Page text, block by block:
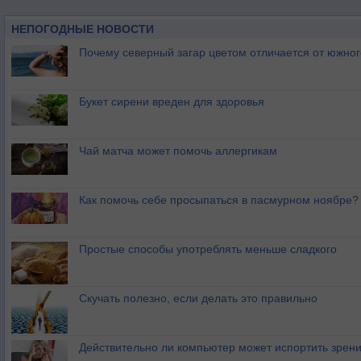
НЕПОГОДНЫЕ НОВОСТИ
Почему северный загар цветом отличается от
Букет сирени вреден для здоровья
Чай матча может помочь аллергикам
Как помочь себе просыпаться в пасмурном ноябре?
Простые способы употреблять меньше сладкого
Скучать полезно, если делать это правильно
Действительно ли компьютер может испортить